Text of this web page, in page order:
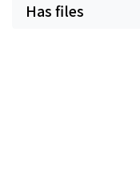
Has files